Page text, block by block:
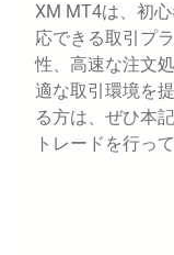
XM MT4は、初
応できる取引プ
性、高速な注文
適な取引環境を
る方は、ぜひ本
トレードを行っ